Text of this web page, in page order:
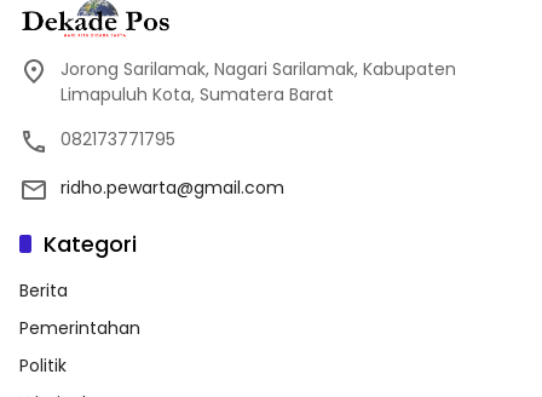
Jorong Sarilamak, Nagari Sarilamak, Kabupaten
Limapuluh Kota, Sumatera Barat
082173771795
ridho.pewarta@gmail.com
Kategori
Berita
Pemerintahan
Politik